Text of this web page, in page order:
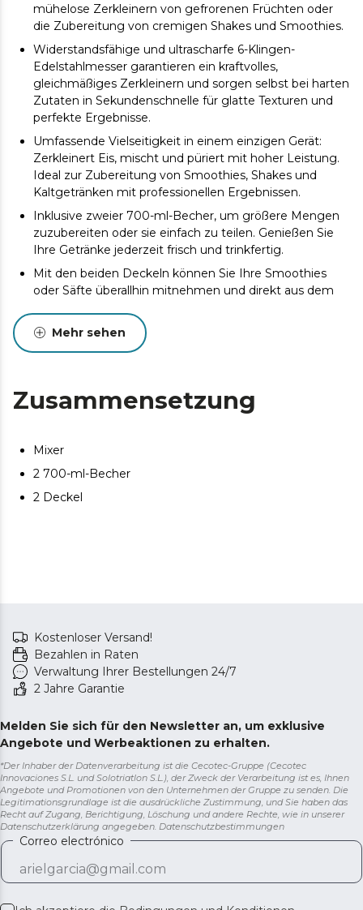
mühelose Zerkleinern von gefrorenen Früchten oder
die Zubereitung von cremigen Shakes und Smoothies.
Widerstandsfähige und ultrascharfe 6-Klingen-
Edelstahlmesser garantieren ein kraftvolles,
gleichmäßiges Zerkleinern und sorgen selbst bei harten
Zutaten in Sekundenschnelle für glatte Texturen und
perfekte Ergebnisse.
Umfassende Vielseitigkeit in einem einzigen Gerät:
Zerkleinert Eis, mischt und püriert mit hoher Leistung.
Ideal zur Zubereitung von Smoothies, Shakes und
Kaltgetränken mit professionellen Ergebnissen.
Inklusive zweier 700-ml-Becher, um größere Mengen
zuzubereiten oder sie einfach zu teilen. Genießen Sie
Ihre Getränke jederzeit frisch und trinkfertig.
Mit den beiden Deckeln können Sie Ihre Smoothies
oder Säfte überallhin mitnehmen und direkt aus dem
Hergestellt aus lebensmittelechten, BPA-freien
Materialien für eine gesunde und schadstofffreie
ermöglichen eine einfache Reinigung und das tragbare
jede Küche einfügt.
Mehr sehen
Zusammensetzung
Mixer
2 700-ml-Becher
2 Deckel
Kostenloser Versand!
Bezahlen in Raten
Verwaltung Ihrer Bestellungen 24/7
2 Jahre Garantie
Melden Sie sich für den Newsletter an, um exklusive
Angebote und Werbeaktionen zu erhalten.
*Der Inhaber der Datenverarbeitung ist die Cecotec-Gruppe (Cecotec
Innovaciones S.L. und Solotriatlon S.L.), der Zweck der Verarbeitung ist es, Ihnen
Angebote und Promotionen von den Unternehmen der Gruppe zu senden. Die
Legitimationsgrundlage ist die ausdrückliche Zustimmung, und Sie haben das
Recht auf Zugang, Berichtigung, Löschung und andere Rechte, wie in unserer
Datenschutzerklärung angegeben. Datenschutzbestimmungen
Correo electrónico